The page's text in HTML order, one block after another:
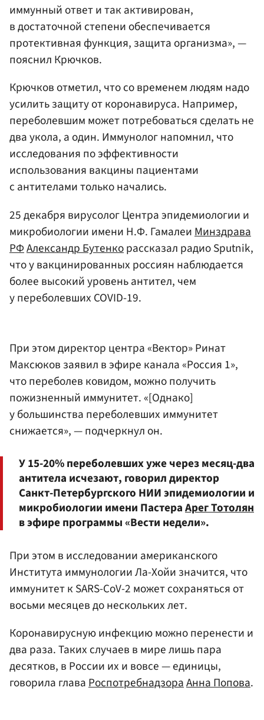
иммунный ответ и так активирован,
в достаточной степени обеспечивается
протективная функция, защита организма», —
пояснил Крючков.
Крючков отметил, что со временем людям надо
усилить защиту от коронавируса. Например,
переболевшим может потребоваться сделать не
два укола, а один. Иммунолог напомнил, что
исследования по эффективности
использования вакцины пациентами
с антителами только начались.
25 декабря вирусолог Центра эпидемиологии и
микробиологии имени Н.Ф. Гамалеи Минздрава
РФАлександр Бутенкорассказал радио Sputnik,
что у вакцинированных россиян наблюдается
более высокий уровень антител, чем
у переболевших COVID-19.
При этом директор центра «Вектор» Ринат
Максюков заявил в эфире канала «Россия 1»,
что переболев ковидом, можно получить
пожизненный иммунитет. «[Однако]
у большинства переболевших иммунитет
снижается», — подчеркнул он.
У 15-20% переболевших уже через месяц-два
антитела исчезают, говорил директор
Санкт-Петербургского НИИ эпидемиологии и
микробиологии имени ПастераАрег Тотолян
в эфире программы «Вести недели».
При этом в исследовании американского
Института иммунологии Ла-Хойи значится, что
иммунитет к SARS-CoV-2 может сохраняться от
восьми месяцев до нескольких лет.
Коронавирусную инфекцию можно перенести и
два раза. Таких случаев в мире лишь пара
десятков, в России их и вовсе — единицы,
говорила главаРоспотребнадзораАнна Попова.